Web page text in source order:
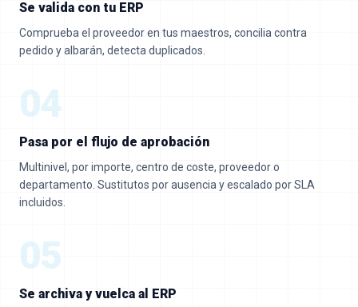
Se valida con tu ERP
Comprueba el proveedor en tus maestros, concilia contra
pedido y albarán, detecta duplicados.
04
Pasa por el flujo de aprobación
Multinivel, por importe, centro de coste, proveedor o
departamento. Sustitutos por ausencia y escalado por SLA
incluidos.
05
Se archiva y vuelca al ERP